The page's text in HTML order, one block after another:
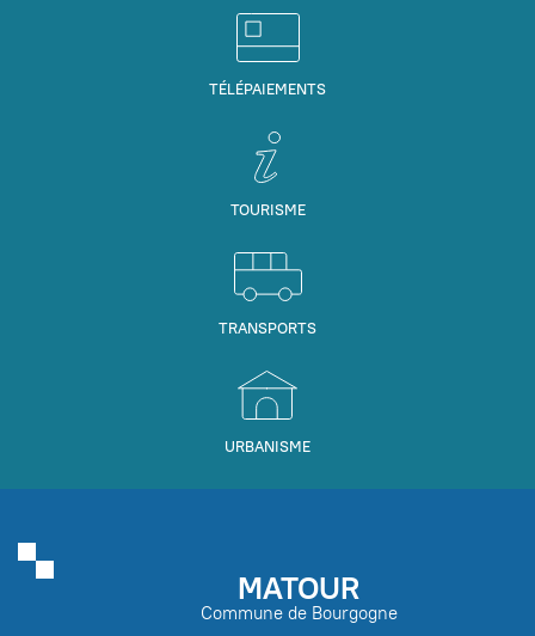
TÉLÉPAIEMENTS
TOURISME
TRANSPORTS
URBANISME
MATOUR
Commune de Bourgogne